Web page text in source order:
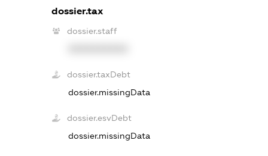
dossier.tax
dossier.staff
dossier.taxDebt
dossier.missingData
dossier.esvDebt
dossier.missingData